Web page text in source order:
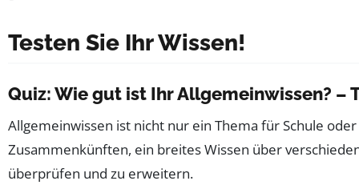
Testen Sie Ihr Wissen!
Quiz: Wie gut ist Ihr Allgemeinwissen? –
Allgemeinwissen ist nicht nur ein Thema für Schule
Zusammenkünften, ein breites Wissen über
überprüfen und zu erweitern.